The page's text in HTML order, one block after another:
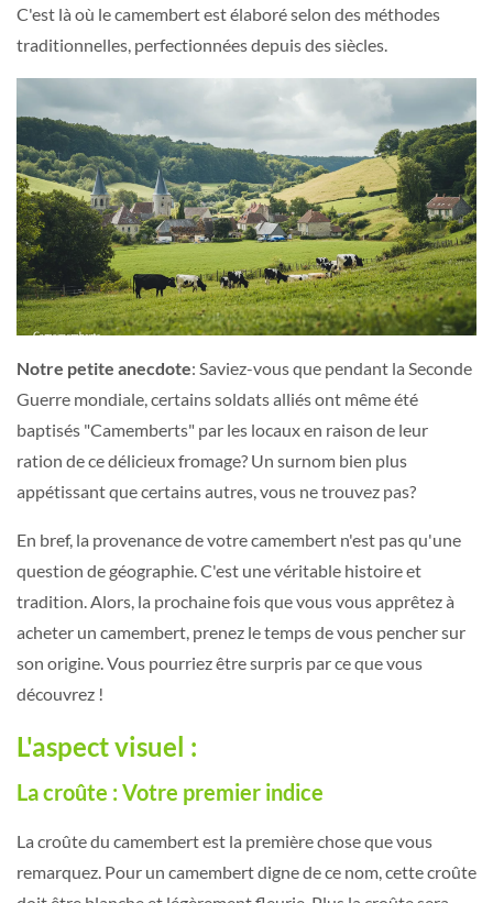
C'est là où le camembert est élaboré selon des méthodes
traditionnelles, perfectionnées depuis des siècles.
Notre petite anecdote: Saviez-vous que pendant la Seconde
Guerre mondiale, certains soldats alliés ont même été
baptisés "Camemberts" par les locaux en raison de leur
ration de ce délicieux fromage? Un surnom bien plus
appétissant que certains autres, vous ne trouvez pas?
En bref, la provenance de votre camembert n'est pas qu'une
question de géographie. C'est une véritable histoire et
tradition. Alors, la prochaine fois que vous vous apprêtez à
acheter un camembert, prenez le temps de vous pencher sur
son origine. Vous pourriez être surpris par ce que vous
découvrez !
L'aspect visuel :
La croûte : Votre premier indice
La croûte du camembert est la première chose que vous
remarquez. Pour un camembert digne de ce nom, cette croûte